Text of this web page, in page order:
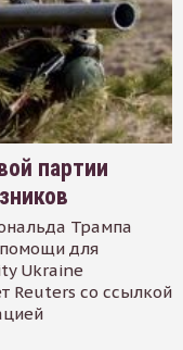
партии
Трампа
для
Ukraine
Reuters со ссылкой